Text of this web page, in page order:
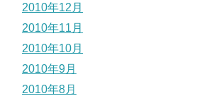
2010年12月
2010年11月
2010年10月
2010年9月
2010年8月